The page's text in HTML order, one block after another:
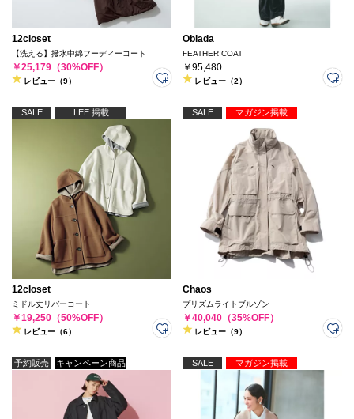
12closet
【洗える】撥水中綿フーディーコート
￥25,179（30%OFF）
レビュー（9）
Oblada
FEATHER COAT
￥95,480
レビュー（2）
SALE LEE 掲載
12closet
ミドル丈リバーコート
￥19,250（50%OFF）
レビュー（6）
SALE マガジン掲載
Chaos
プリズムライトブルゾン
￥40,040（35%OFF）
レビュー（9）
予約販売 キャンペーン商品 SALE マガジン掲載